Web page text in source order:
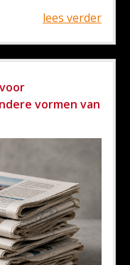
lees verder
vormen van